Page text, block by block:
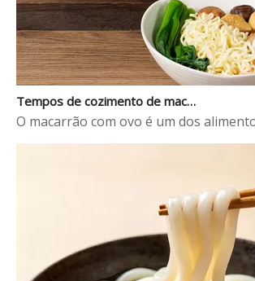
Tempos de cozimento de macarrão de ovo: o guia completo
O macarrão com ovo é um dos